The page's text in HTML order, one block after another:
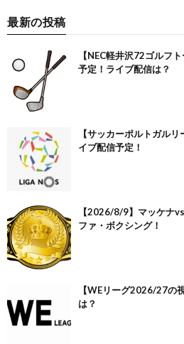
最新の投稿
【NEC軽井沢72ゴルフ
予定！ライブ配信は？
【サッカーポルトガル
イブ配信予定！
【2026/8/9】マッケナ
ファ・ボクシング！
【WEリーグ2026/27の
は？